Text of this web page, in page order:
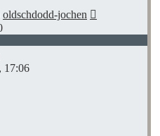
oldschdodd-jochen
17:06